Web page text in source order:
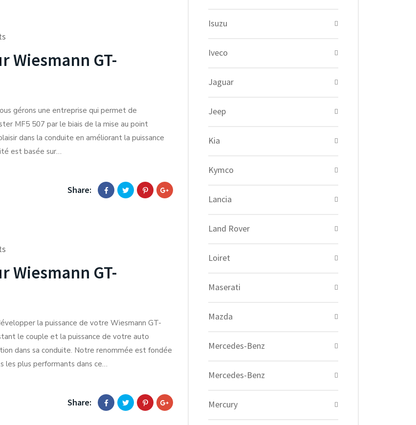
Wiesmann GT-
gérons une entreprise qui permet de
MF5 507 par le biais de la mise au point
dans la conduite en améliorant la puissance
est basée sur…
Share:
Wiesmann GT-
la puissance de votre Wiesmann GT-
le couple et la puissance de votre auto
dans sa conduite. Notre renommée est fondée
les plus performants dans ce…
Share:
Isuzu
Iveco
Jaguar
Jeep
Kia
Kymco
Lancia
Land Rover
Loiret
Maserati
Mazda
Mercedes-Benz
Mercedes-Benz
Mercury